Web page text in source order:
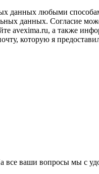
данных любыми
данных. Согласие
avexima.ru, а также
которую я
ваши вопросы мы с